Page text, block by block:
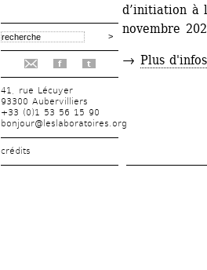
f t
41, rue Lécuyer
93300 Aubervilliers
+33 (0)1 53 56 15 90
bonjour@leslaboratoires.org
crédits
d’initiation à
novembre
→ Plus d'infos